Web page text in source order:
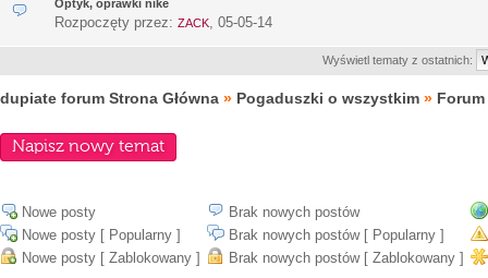
Optyk, oprawki nike
Rozpoczęty przez: ZACK, 05-05-14
Wyświetl tematy z ostatnich:
dupiate forum Strona Główna » Pogaduszki o wszystkim »
Napisz nowy temat
Nowe posty
Brak nowych postów
Nowe posty [ Popularny ]
Brak nowych postów [ Popularny ]
Nowe posty [ Zablokowany ]
Brak nowych postów [ Zablokowany ]